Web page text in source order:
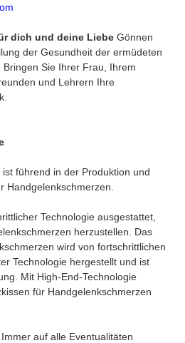
dich und deine Liebe Gönnen
der Gesundheit der ermüdeten
Sie Ihrer Frau, Ihrem
und Lehrern Ihre
ist führend in der Produktion und
Handgelenkschmerzen.
Technologie ausgestattet,
herzustellen. Das
wird von fortschrittlichen
Technologie hergestellt und ist
Mit High-End-Technologie
für Handgelenkschmerzen
auf alle Eventualitäten